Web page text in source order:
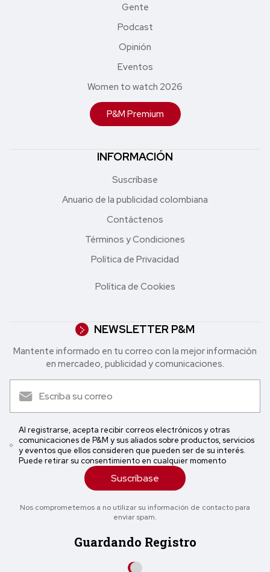
Gente
Podcast
Opinión
Eventos
Women to watch 2026
P&M Premium
INFORMACIÓN
Suscríbase
Anuario de la publicidad colombiana
Contáctenos
Términos y Condiciones
Política de Privacidad
Política de Cookies
NEWSLETTER P&M
Mantente informado en tu correo con la mejor in formación
en mercadeo, publicidad y comunicaciones.
Al registrarse, acepta recibir correos electrónicos y otras
comunicaciones de P&M y sus aliados sobre productos, servicios
y eventos que ellos consideren que pueden ser de su interés.
Puede retirar su consentimiento en cualquier momento
Suscríbase
Nos comprometemos a no utilizar su información de contacto para
enviar spam.
Guardando Registro